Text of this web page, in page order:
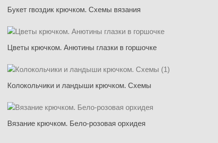
Букет гвоздик крючком. Схемы вязания
Цветы крючком. Анютины глазки в горшочке
Колокольчики и ландыши крючком. Схемы
Вязание крючком. Бело-розовая орхидея